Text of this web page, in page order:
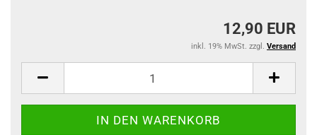
12,90 EUR
inkl. 19% MwSt. zzgl. Versand